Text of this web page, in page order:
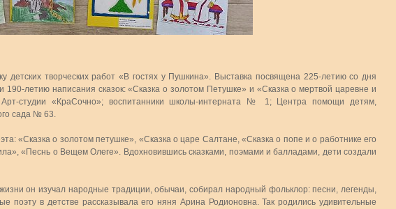
детских творческих работ «В гостях у Пушкина». Выставка посвящена 225-летию со дня
190-летию написания сказок: «Сказка о золотом Петушке» и «Сказка о мертвой царевне и
Арт-студии «КраСочно»; воспитанники школы-интерната № 1; Центра помощи детям,
сада № 63.
«Сказка о золотом петушке», «Сказка о царе Салтане, «Сказка о попе и о работнике его
«Песнь о Вещем Олеге». Вдохновившись сказками, поэмами и балладами, дети создали
он изучал народные традиции, обычаи, собирал народный фольклор: песни, легенды,
поэту в детстве рассказывала его няня Арина Родионовна. Так родились удивительные